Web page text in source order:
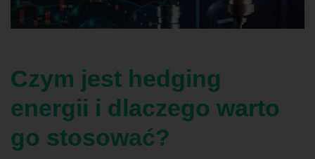
Czym jest hedging
energii i dlaczego warto
go stosować?